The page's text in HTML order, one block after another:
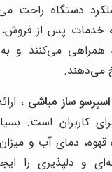
دستگاه راحت
خدمات پس از
همراهی می‌کنند و
می‌دهند.
اسپرسو ساز مباشی ،
کاربران است.
قهوه، دمای آب و
و دلپذیری را